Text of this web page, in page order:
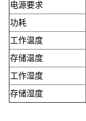
电源要求
功耗
工作温度
存储温度
工作湿度
存储湿度